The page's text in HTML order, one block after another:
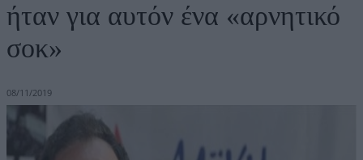
ήταν για αυτόν ένα «αρνητικό
σοκ»
08/11/2019